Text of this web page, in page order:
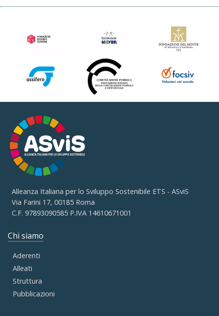
Alleanza Italiana per lo Sviluppo Sostenibile ETS - ASviS
Via Farini 17, 00185 Roma
C.F. 97893090585 P.IVA 14610671001
Chi siamo
Aderenti
Alleati
Struttura
Pubblicazioni